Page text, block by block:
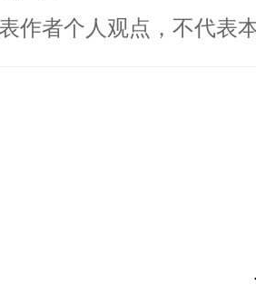
作者个人观点，不代表